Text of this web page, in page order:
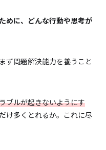
ために、どんな行動や思考が
ず問題解決能力を養うこと
ブルが起きないようにす
け多くとれるか。これに尽